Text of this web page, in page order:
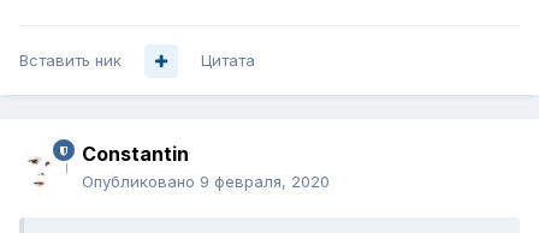
занимаемый частотный ресурс . При этом в 2.4 ГГц
развития вообще и тупик в 2.4 ГГц.
Перейдя на Камбиум сейчас, в последующем вы
Вставить ник Цитата
Constantin
Опубликовано 9 февраля, 2020